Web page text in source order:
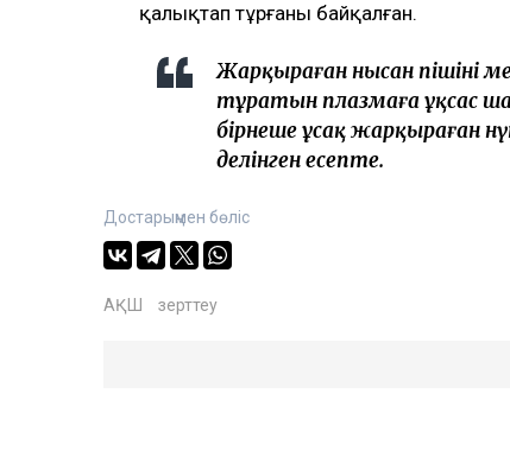
қалықтап тұрғаны байқалған.
Жарқыраған нысан пішіні
тұратын плазмаға ұқсас
бірнеше ұсақ жарқыраған
делінген есепте.
Достарыңмен бөліс
АҚШ зерттеу